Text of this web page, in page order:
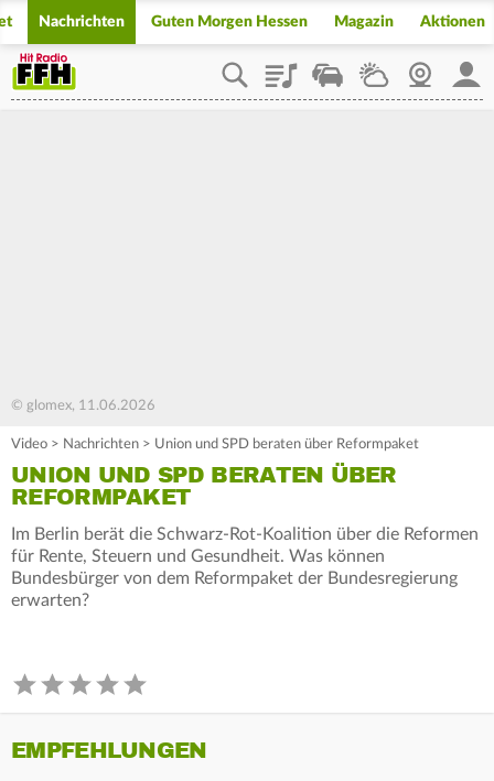
Nachrichten Guten Morgen Hessen Magazin Aktionen
PlaylistStaupilotWetterWebcam
© glomex, 11.06.2026
Video > Nachrichten > Union und SPD beraten über Reformpaket
UNION UND SPD BERATEN ÜBER
REFORMPAKET
Im Berlin berät die Schwarz-Rot-Koalition über die Reformen
für Rente, Steuern und Gesundheit. Was können
Bundesbürger von dem Reformpaket der Bundesregierung
erwarten?
EMPFEHLUNGEN